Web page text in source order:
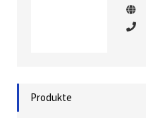
Produkte